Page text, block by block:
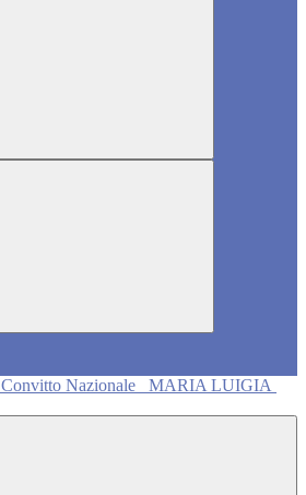
Convitto Nazionale
MARIA LUIGIA